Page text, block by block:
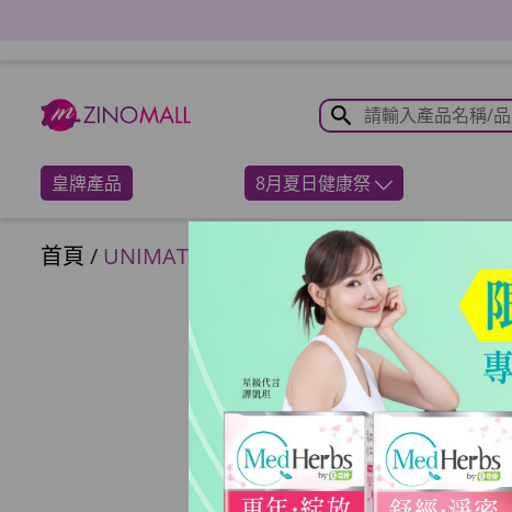
皇牌產品 8月夏日健康祭
首頁 / UNIMAT RIKEN - MCT油防彈咖啡